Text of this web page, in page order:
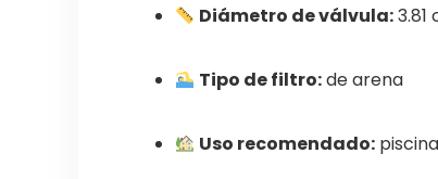
Diámetro de válvula:3.81
Tipo de filtro:de arena
Uso recomendado: